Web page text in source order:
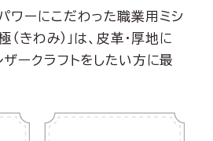
ワーにこだわった職業用ミシ
（きわみ）」は、皮革・厚地に
ザークラフトをしたい方に最